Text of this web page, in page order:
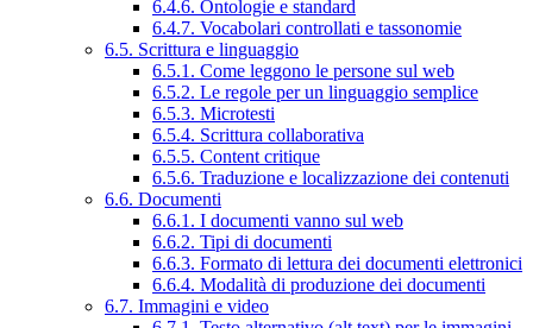
6.4.6. Ontologie e standard
6.4.7. Vocabolari controllati e tassonomie
6.5. Scrittura e linguaggio
6.5.1. Come leggono le persone sul web
6.5.2. Le regole per un linguaggio semplice
6.5.3. Microtesti
6.5.4. Scrittura collaborativa
6.5.5. Content critique
6.5.6. Traduzione e localizzazione dei contenuti
6.6. Documenti
6.6.1. I documenti vanno sul web
6.6.2. Tipi di documenti
6.6.3. Formato di lettura dei documenti elettronici
6.6.4. Modalità di produzione dei documenti
6.7. Immagini e video